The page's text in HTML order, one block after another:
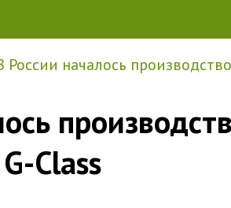
России началось
Class